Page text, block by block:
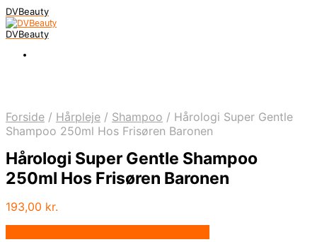
DVBeauty
DVBeauty
Forside / Hårpleje / Shampoo / Hårologi Super Gentle
Shampoo 250ml Hos Frisøren Baronen
Hårologi Super Gentle Shampoo
250ml Hos Frisøren Baronen
193,00 kr.